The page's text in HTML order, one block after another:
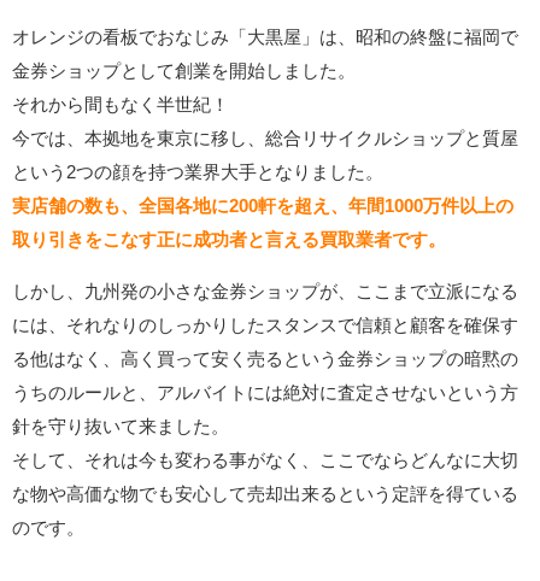
オレンジの看板でおなじみ「大黒屋」は、昭和の終盤に福岡で
金券ショップとして創業を開始しました。
それから間もなく半世紀！
今では、本拠地を東京に移し、総合リサイクルショップと質屋
という2つの顔を持つ業界大手となりました。
実店舗の数も、全国各地に200軒を超え、年間1000万件以上の
取り引きをこなす正に成功者と言える買取業者です。
しかし、九州発の小さな金券ショップが、ここまで立派になる
には、それなりのしっかりしたスタンスで信頼と顧客を確保す
る他はなく、高く買って安く売るという金券ショップの暗黙の
うちのルールと、アルバイトには絶対に査定させないという方
針を守り抜いて来ました。
そして、それは今も変わる事がなく、ここでならどんなに大切
な物や高価な物でも安心して売却出来るという定評を得ている
のです。